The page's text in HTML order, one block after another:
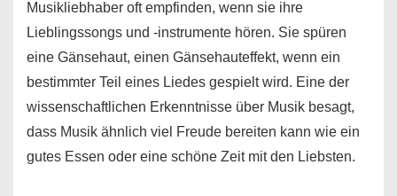
Musikliebhaber oft empfinden, wenn sie ihre
Lieblingssongs und -instrumente hören. Sie spüren
eine Gänsehaut, einen Gänsehauteffekt, wenn ein
bestimmter Teil eines Liedes gespielt wird. Eine der
wissenschaftlichen Erkenntnisse über Musik besagt,
dass Musik ähnlich viel Freude bereiten kann wie ein
gutes Essen oder eine schöne Zeit mit den Liebsten.